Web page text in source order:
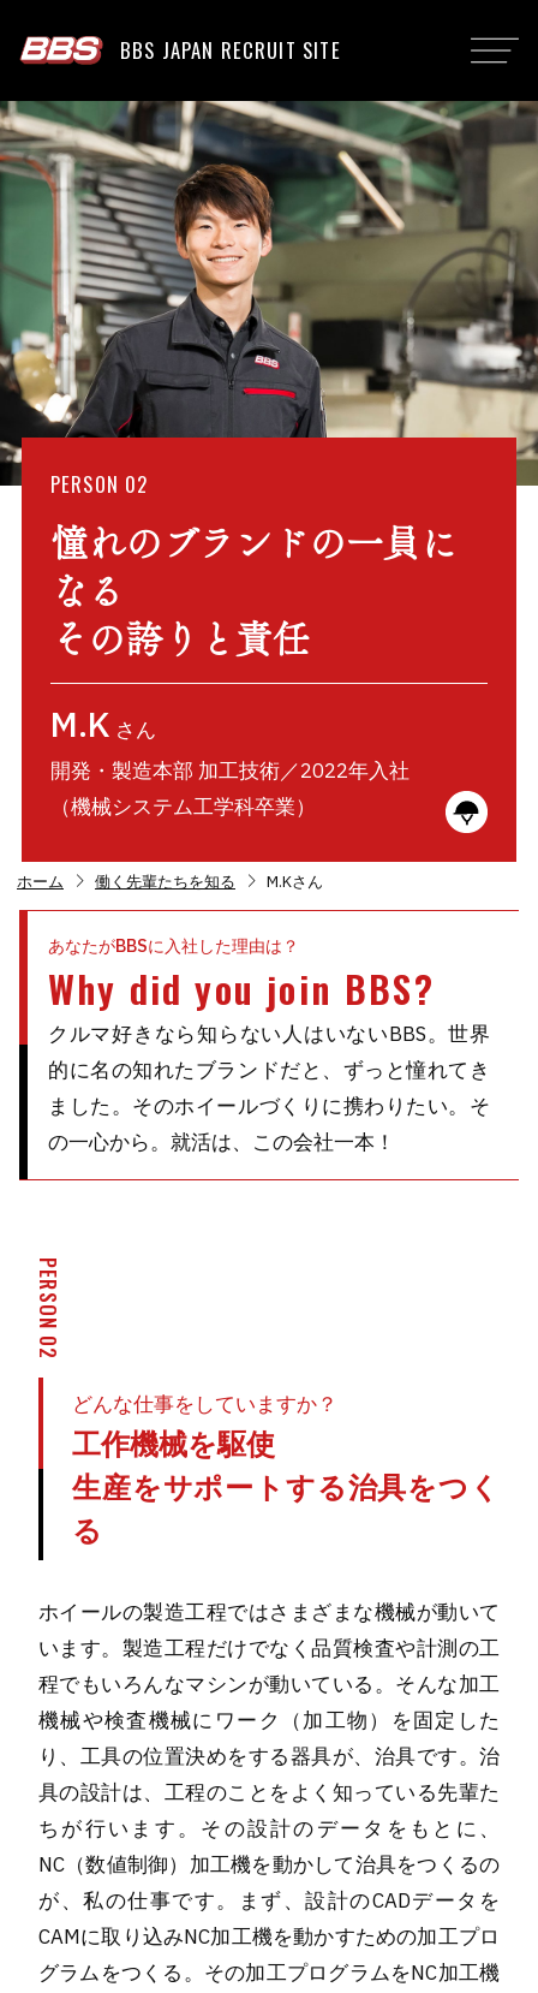
BBS JAPAN RECRUIT SITE
PERSON 02
憧れのブランドの一員に
なる
その誇りと責任
M.K さん
開発・製造本部 加工技術／2022年入社
（機械システム工学科卒業）
ホーム chevron_right 働く先輩たちを知る chevron_right M.Kさん
あなたがBBSに入社した理由は？
Why did you join BBS?
クルマ好きなら知らない人はいないBBS。世界
的に名の知れたブランドだと、ずっと憧れてき
ました。そのホイールづくりに携わりたい。そ
の一心から。就活は、この会社一本！
PERSON 02
どんな仕事をしていますか？
工作機械を駆使
生産をサポートする治具をつく
る
ホイールの製造工程ではさまざまな機械が動いて
います。製造工程だけでなく品質検査や計測の工
程でもいろんなマシンが動いている。そんな加工
機械や検査機械にワーク（加工物）を固定した
り、工具の位置決めをする器具が、治具です。治
具の設計は、工程のことをよく知っている先輩た
ちが行います。その設計のデータをもとに、
NC（数値制御）加工機を動かして治具をつくるの
が、私の仕事です。まず、設計のCADデータを
CAMに取り込みNC加工機を動かすための加工プロ
グラムをつくる。その加工プログラムをNC加工機